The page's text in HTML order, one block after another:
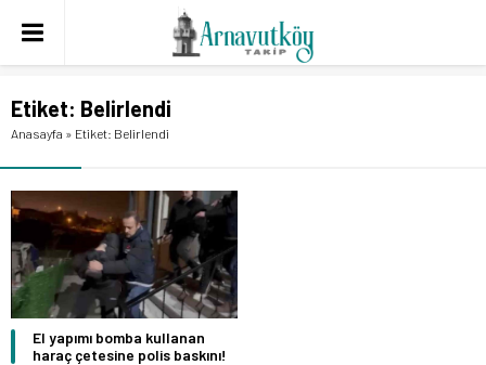
Etiket: Belirlendi
Anasayfa » Etiket: Belirlendi
El yapımı bomba kullanan
haraç çetesine polis baskını!